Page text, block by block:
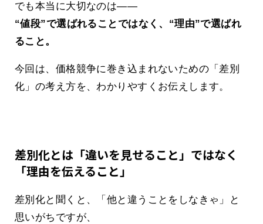
でも本当に大切なのは――
“値段”で選ばれることではなく、“理由”で選ばれ
ること。
今回は、価格競争に巻き込まれないための「差別
化」の考え方を、わかりやすくお伝えします。
差別化とは「違いを見せること」ではなく
「理由を伝えること」
差別化と聞くと、「他と違うことをしなきゃ」と
思いがちですが、